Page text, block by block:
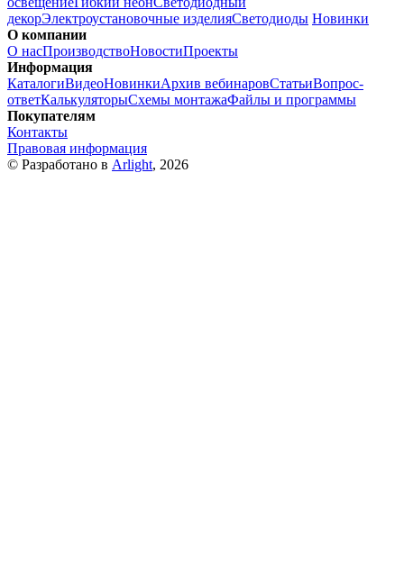
декорЭлектроустановочные изделияСветодиоды Новинки
О компании
О насПроизводствоНовостиПроекты
Информация
КаталогиВидеоНовинкиАрхив вебинаровСтатьиВопрос-
ответКалькуляторыСхемы монтажаФайлы и программы
Покупателям
Контакты
Правовая информация
© Разработано в Arlight, 2026